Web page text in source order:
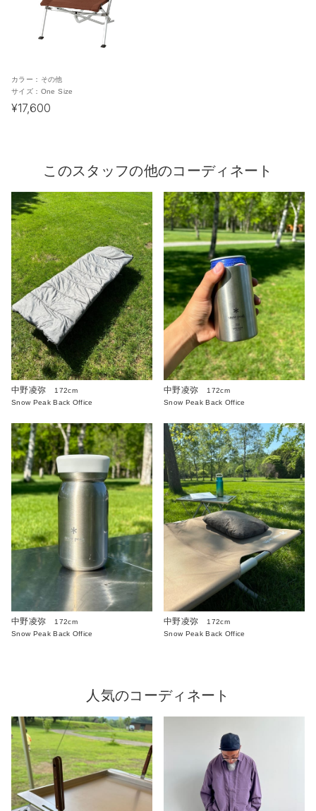
カラー： その他
サイズ： One Size
¥17,600
このスタッフの他のコーディネート
中野凌弥
172cm
Snow Peak Back Office
中野凌弥
172cm
Snow Peak Back Office
中野凌弥
172cm
Snow Peak Back Office
中野凌弥
172cm
Snow Peak Back Office
人気のコーディネート